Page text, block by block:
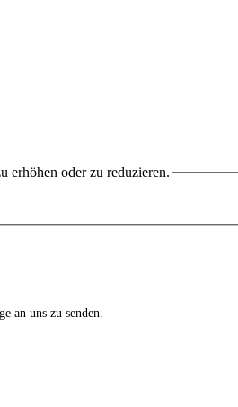
erhöhen oder zu reduzieren.
an uns zu senden.